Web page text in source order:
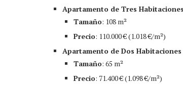
Apartamento de Tres
Tamaño: 108 m²
Precio: 110.000 € (1.018 €/m²)
Apartamento de Dos Habitaciones
Tamaño: 65 m²
Precio: 71.400 € (1.098 €/m²)